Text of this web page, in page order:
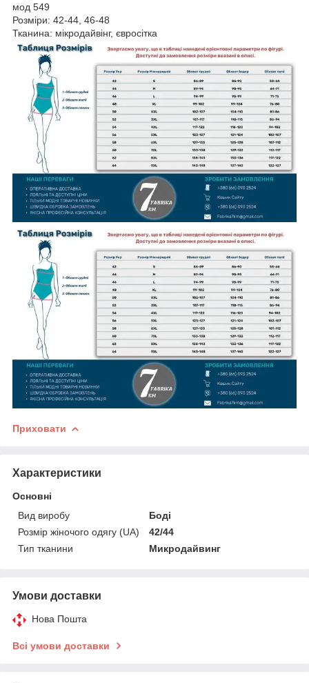
мод 549
Розміри: 42-44, 46-48
Тканина: мікродайвінг, євросітка
Приховати
Характеристики
Основні
Вид виробу
Боді
Розмір жіночого одягу (UA)
42/44
Тип тканини
Микродайвинг
Умови доставки
Нова Пошта
Всі умови доставки